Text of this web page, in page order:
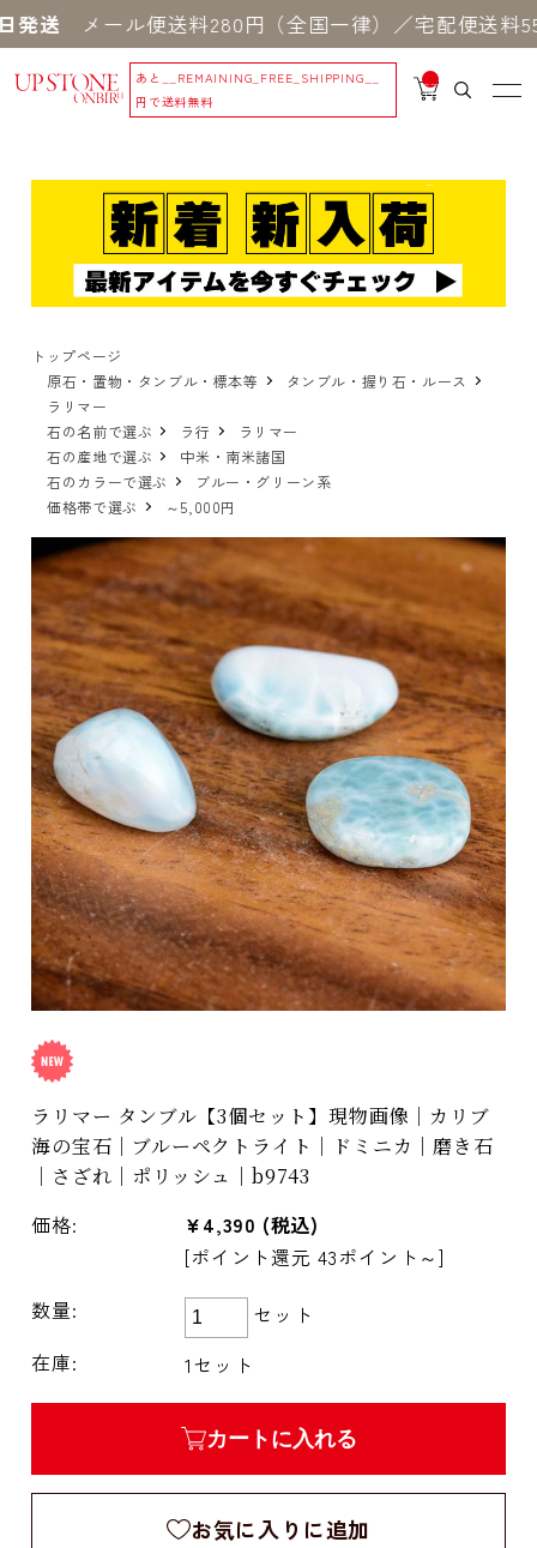
ール便送料280円（全国一律）／宅配便送料550円
あと
__REMAINING_FREE_SHIPPING__
円で送料無料
__
IT
_
トップページ
原石・置物・タンブル・標本等
タンブル・握り石・ルース
ラリマー
石の名前で選ぶ
ラ行
ラリマー
石の産地で選ぶ
中米・南米諸国
石のカラーで選ぶ
ブルー・グリーン系
価格帯で選ぶ
～5,000円
ラリマー タンブル【3個セット】現物画像｜カリブ
海の宝石｜ブルーペクトライト｜ドミニカ｜磨き石
｜さざれ｜ポリッシュ｜b9743
価格: ¥4,390 (税込)
[ポイント還元 43ポイント～]
数量:
セット
在庫:
1セット
カートに入れる
お気に入りに追加